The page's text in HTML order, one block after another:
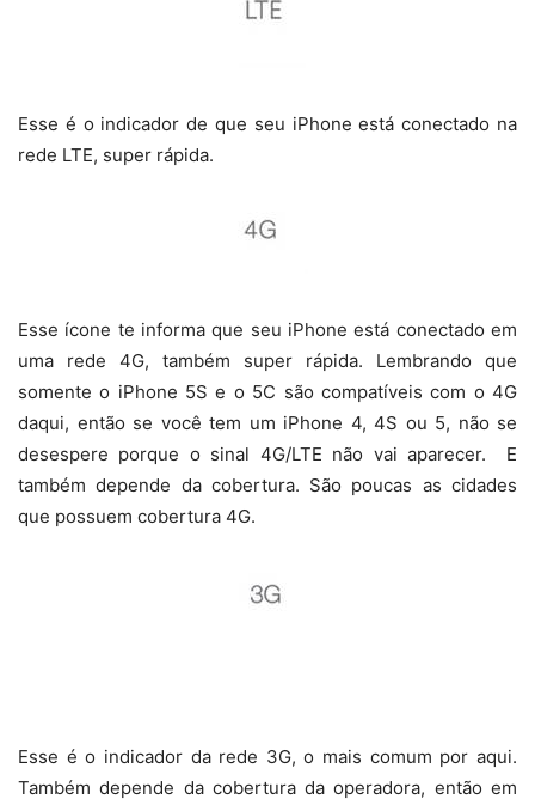
Esse é o indicador de que seu iPhone está conectado na
rede LTE, super rápida.
Esse ícone te informa que seu iPhone está conectado em
uma rede 4G, também super rápida. Lembrando que
somente o iPhone 5S e o 5C são compatíveis com o 4G
daqui, então se você tem um iPhone 4, 4S ou 5, não se
desespere porque o sinal 4G/LTE não vai aparecer. E
também depende da cobertura. São poucas as cidades
que possuem cobertura 4G.
Esse é o indicador da rede 3G, o mais comum por aqui.
Também depende da cobertura da operadora, então em